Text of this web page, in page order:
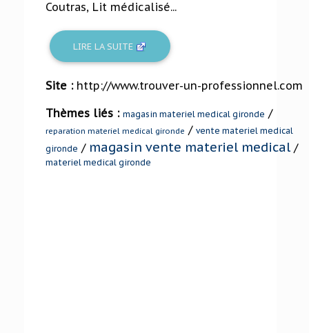
Coutras, Lit médicalisé...
LIRE LA SUITE
Site : http://www.trouver-un-professionnel.com
Thèmes liés : magasin materiel medical gironde /
reparation materiel medical gironde / vente materiel medical
gironde / magasin vente materiel medical/
materiel medical gironde